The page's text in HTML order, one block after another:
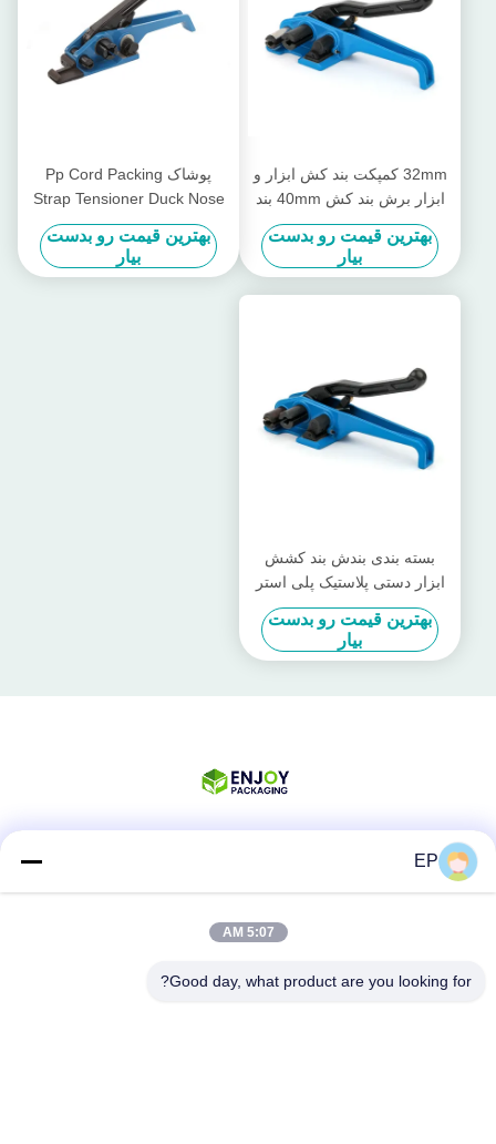
32mm کمپکت بند کش ابزار و
ابزار برش بند کش 40mm بند
کش سیم
بهترین قیمت رو بدست
بیار
پوشاک Pp Cord Packing
Strap Tensioner Duck Nose
Commodity دستی بند کردن بند
کش کش
بهترین قیمت رو بدست
بیار
بسته بندی بندش بند کشش
ابزار دستی پلاستیک پلی استر
سیم بندش ابزار
بهترین قیمت رو بدست
بیار
تماس سریع
EP
5:07 AM
Good day, what product are you looking for?